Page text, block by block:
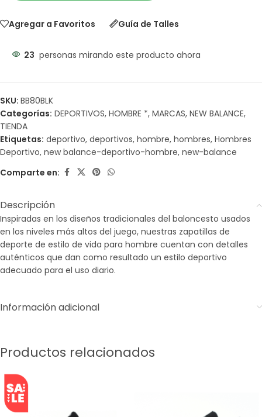
Agregar a Favoritos Guía de Talles
23 personas mirando este producto ahora
SKU: BB80BLK
Categorías: DEPORTIVOS, HOMBRE *, MARCAS, NEW BALANCE,
TIENDA
Etiquetas: deportivo, deportivos, hombre, hombres, Hombres
Deportivo, new balance-deportivo-hombre, new-balance
Comparte en:
Descripción
Inspiradas en los diseños tradicionales del baloncesto usados
en los niveles más altos del juego, nuestras zapatillas de
deporte de estilo de vida para hombre cuentan con detalles
auténticos que dan como resultado un estilo deportivo
adecuado para el uso diario.
Información adicional
Productos relacionados